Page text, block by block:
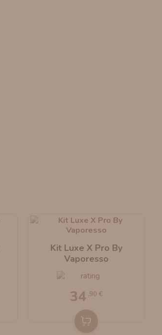
Kit Luxe X Pro By
Vaporesso
34 ,90 €